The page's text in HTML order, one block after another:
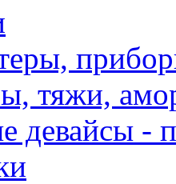
тяжи,
девайсы -